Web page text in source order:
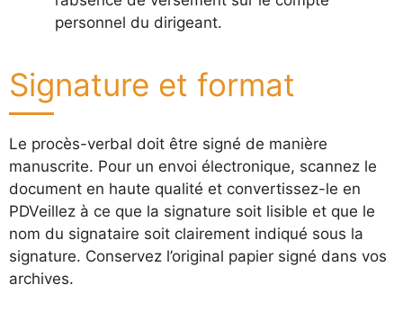
personnel du dirigeant.
Signature et format
Le procès-verbal doit être signé de manière
manuscrite. Pour un envoi électronique, scannez le
document en haute qualité et convertissez-le en
PDVeillez à ce que la signature soit lisible et que le
nom du signataire soit clairement indiqué sous la
signature. Conservez l’original papier signé dans vos
archives.